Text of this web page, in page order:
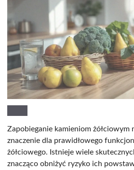
Zapobieganie kamieniom żółciowym
znaczenie dla prawidłowego
żółciowego. Istnieje wiele
znacząco obniżyć ryzyko ich